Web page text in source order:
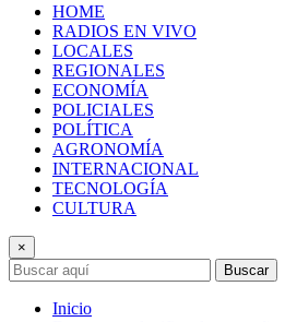
HOME
RADIOS EN VIVO
LOCALES
REGIONALES
ECONOMÍA
POLICIALES
POLÍTICA
AGRONOMÍA
INTERNACIONAL
TECNOLOGÍA
CULTURA
×
Buscar
Inicio